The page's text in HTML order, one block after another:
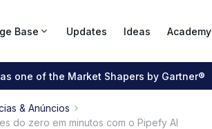
Base Updates Ideas Academy
one of the Market Shapers by Gartner®
& Anúncios
do zero em minutos com o Pipefy AI